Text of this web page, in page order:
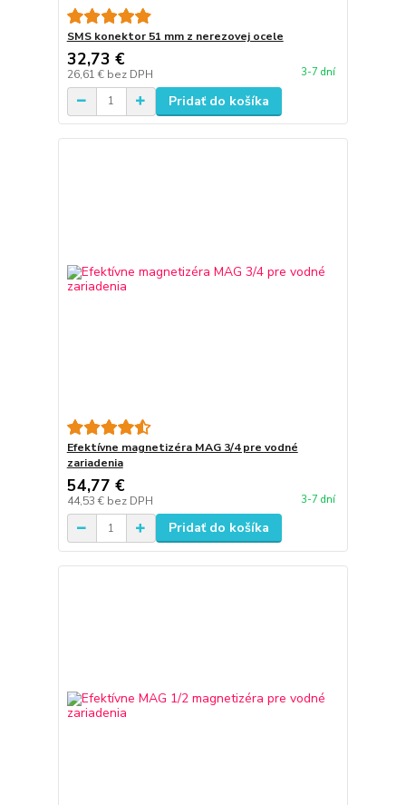
SMS konektor 51 mm z nerezovej ocele
32,73 €
26,61 € bez DPH 3-7 dní
Pridať do košíka
Efektívne magnetizéra MAG 3/4 pre vodné
zariadenia
54,77 €
44,53 € bez DPH 3-7 dní
Pridať do košíka